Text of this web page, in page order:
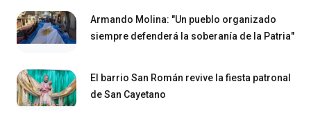
Armando Molina: "Un pueblo organizado
siempre defenderá la soberanía de la Patria"
El barrio San Román revive la fiesta patronal
de San Cayetano